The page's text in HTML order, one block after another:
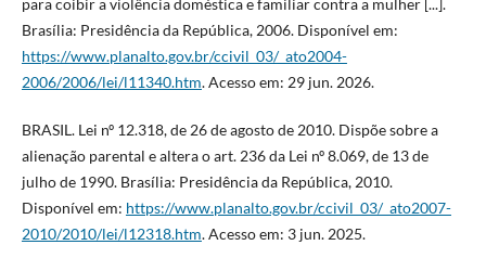
Brasília: Presidência da República, 2006. Disponível em:
https://www.planalto.gov.br/ccivil_03/_ato2004-
2006/2006/lei/l11340.htm. Acesso em: 29 jun. 2026.
BRASIL. Lei nº 12.318, de 26 de agosto de 2010. Dispõe sobre a
alienação parental e altera o art. 236 da Lei nº 8.069, de 13 de
julho de 1990. Brasília: Presidência da República, 2010.
Disponível em: https://www.planalto.gov.br/ccivil_03/_ato2007-
2010/2010/lei/l12318.htm. Acesso em: 3 jun. 2025.